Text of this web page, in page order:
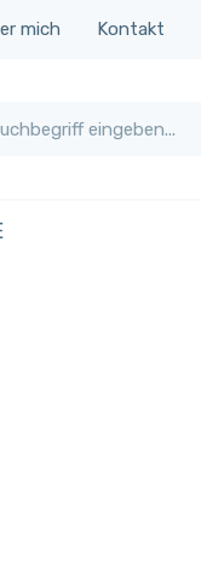
mich Kontakt